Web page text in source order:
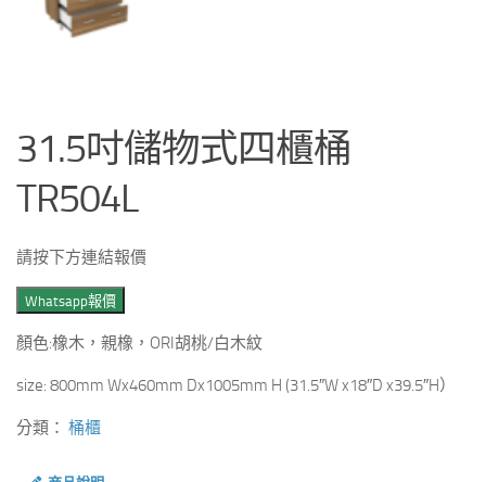
31.5吋儲物式四櫃桶
TR504L
請按下方連結報價
Whatsapp報價
顏色:橡木，親橡，ORI胡桃/白木紋
size: 800mm Wx460mm Dx1005mm H (31.5″W x18″D x39.5″H）
分類： 桶櫃